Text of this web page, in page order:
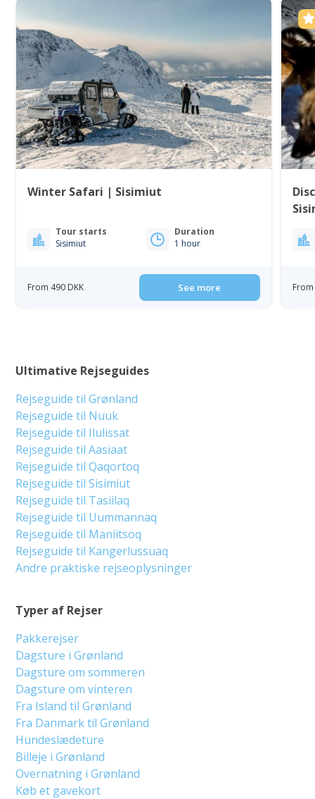
Winter Safari | Sisimiut
Tour starts
Sisimiut
Duration
1 hour
From 490 DKK See more From
Typer af Rejser
Pakkerejser
Dagsture i Grønland
Dagsture om sommeren
Dagsture om vinteren
Fra Island til Grønland
Fra Danmark til Grønland
Hundeslædeture
Billeje i Grønland
Overnatning i Grønland
Køb et gavekort
Ultimative Rejseguides
Rejseguide til Grønland
Rejseguide til Nuuk
Rejseguide til Ilulissat
Rejseguide til Aasiaat
Rejseguide til Qaqortoq
Rejseguide til Sisimiut
Rejseguide til Tasiilaq
Rejseguide til Uummannaq
Rejseguide til Maniitsoq
Rejseguide til Kangerlussuaq
Andre praktiske rejseoplysninger